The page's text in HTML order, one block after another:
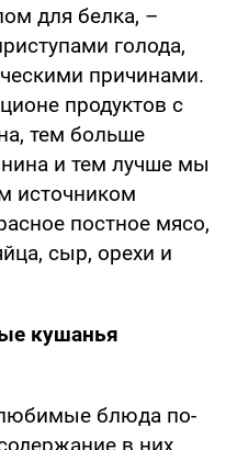
для белка, –
голода,
причинами.
продуктов с
тем больше
и тем лучше мы
источником
постное мясо,
сыр, орехи и
кушанья
любимые блюда по-
в них